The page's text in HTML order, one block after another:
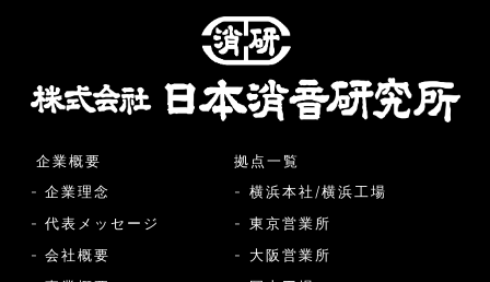
企業概要
- 企業理念
- 代表メッセージ
- 会社概要
拠点一覧
- 横浜本社/横浜工場
- 東京営業所
- 大阪営業所